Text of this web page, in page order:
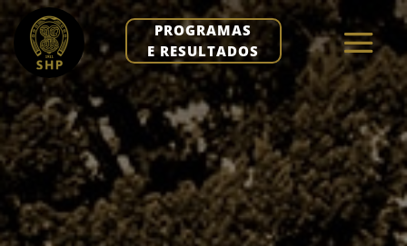
PROGRAMAS
E RESULTADOS